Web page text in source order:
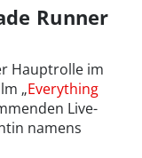
Runner
Hauptrolle im
„Everything
Live-
namens